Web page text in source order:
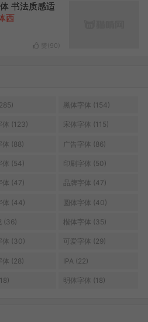
书法质感适
西
90
黑体字体 (154)
体 (123) 宋体字体 (115)
体 (88) 广告字体 (86)
体 (54) 印刷字体 (50)
体 (47) 品牌字体 (47)
体 (44) 圆体字体 (40)
(36) 楷体字体 (35)
体 (30) 可爱字体 (29)
体 (28) IPA (22)
明体字体 (18)